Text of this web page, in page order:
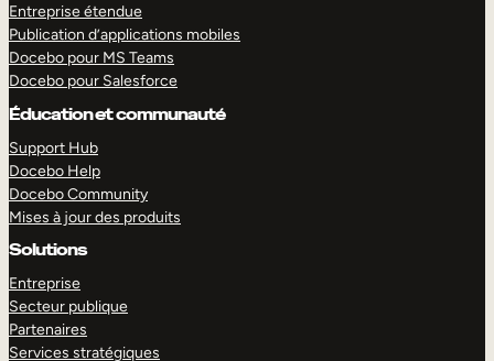
Entreprise étendue
Publication d’applications mobiles
Docebo pour MS Teams
Docebo pour Salesforce
Éducation et communauté
Support Hub
Docebo Help
Docebo Community
Mises à jour des produits
Solutions
Entreprise
Secteur publique
Partenaires
Services stratégiques